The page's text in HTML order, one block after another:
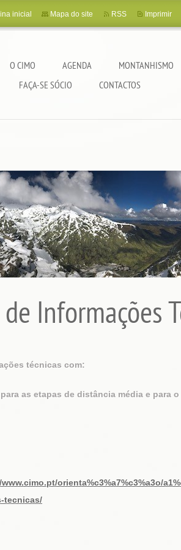
O CIMO AGENDA MONTANHISMO
FAÇA-SE SÓCIO CONTACTOS
inicial Mapa do site RSS Imprimir
Informações
técnicas com:
as etapas de distância média e para
orienta%c3%a7%c3%a3o/
tecnicas/